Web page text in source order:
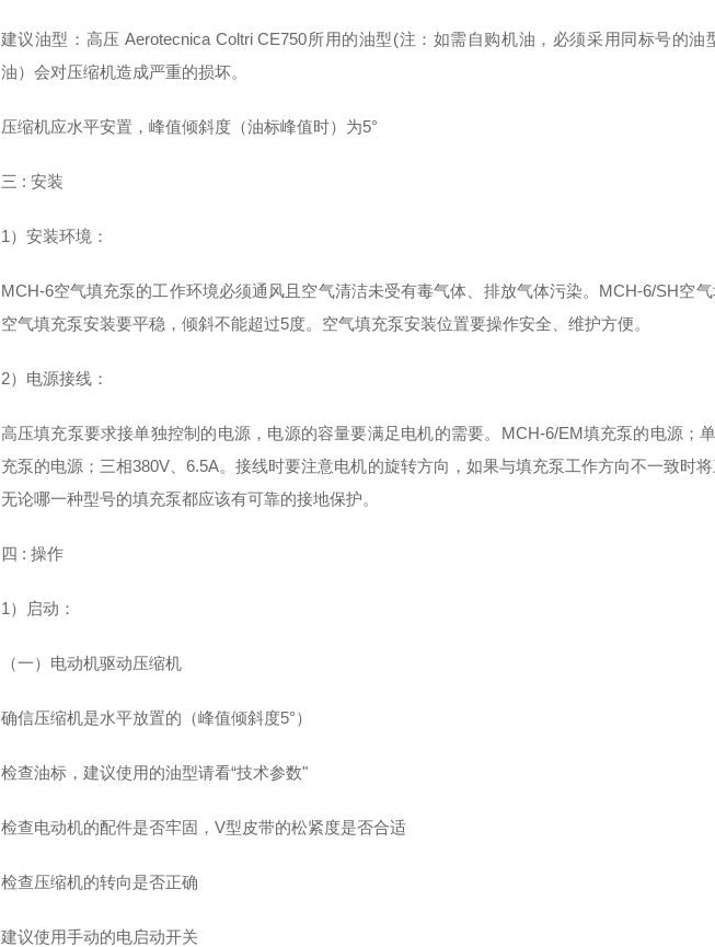
建议油型：高压 Aerotecnica Coltri CE750所用的油型(注：如需自购机油，必须采用同标号的
油）会对压缩机造成严重的损坏。
压缩机应水平安置，峰值倾斜度（油标峰值时）为5°
三 : 安装
1）安装环境：
MCH-6空气填充泵的工作环境必须通风且空气清洁未受有毒气体、排放气体污染。MCH-6/SH空气
空气填充泵安装要平稳，倾斜不能超过5度。空气填充泵安装位置要操作安全、维护方便。
2）电源接线：
高压填充泵要求接单独控制的电源，电源的容量要满足电机的需要。MCH-6/EM填充泵的电源；
充泵的电源；三相380V、6.5A。接线时要注意电机的旋转方向，如果与填充泵工作方向不一致时将
无论哪一种型号的填充泵都应该有可靠的接地保护。
四 : 操作
1）启动：
（一）电动机驱动压缩机
确信压缩机是水平放置的（峰值倾斜度5°）
检查油标，建议使用的油型请看“技术参数"
检查电动机的配件是否牢固，V型皮带的松紧度是否合适
检查压缩机的转向是否正确
建议使用手动的电启动开关